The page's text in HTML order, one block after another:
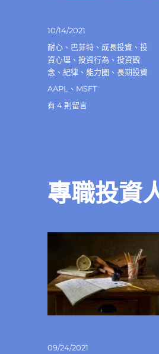
發
佈
日
期:
10/14/2021
分
類
耐心 、 巴菲特 、 成長投資 、投
資心理 、投資行為 、投資觀
念 、紀律 、 能力圈 、長期投資
標
籤
AAPL 、 MSFT
在
（FOMO）
優
有 4 則留言
專職投資
發
09/24/2021